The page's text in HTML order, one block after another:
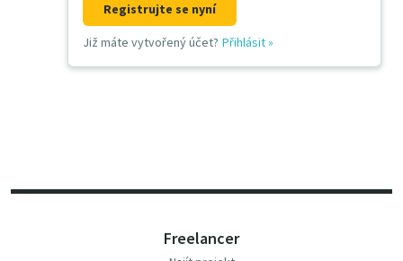
Registrujte se nyní
Již máte vytvořený účet? Přihlásit»
Freelancer